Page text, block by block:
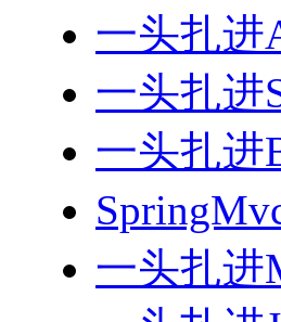
一头扎进
一头扎进
一头扎进
一头扎进